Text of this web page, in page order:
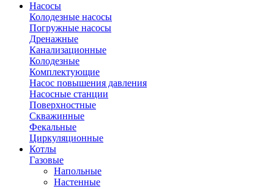
Насосы
Колодезные насосы
Погружные насосы
Дренажные
Канализационные
Колодезные
Комплектующие
Насос повышения давления
Насосные станции
Поверхностные
Скважинные
Фекальные
Циркуляционные
Котлы
Газовые
Напольные
Настенные